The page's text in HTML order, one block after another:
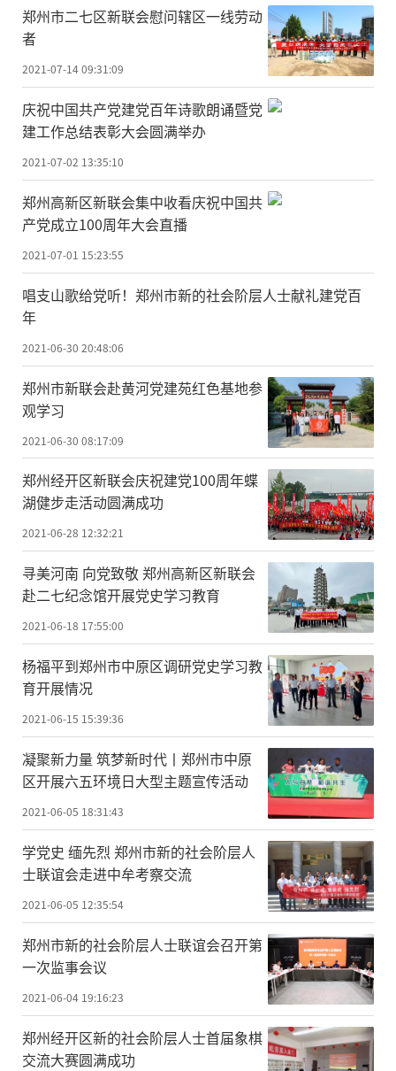
郑州市二七区新联会慰问辖区一线劳动
者
2021-07-14 09:31:09
庆祝中国共产党建党百年诗歌朗诵暨党
建工作总结表彰大会圆满举办
2021-07-02 13:35:10
郑州高新区新联会集中收看庆祝中国共
产党成立100周年大会直播
2021-07-01 15:23:55
唱支山歌给党听！郑州市新的社会阶层人士献礼建党百
年
2021-06-30 20:48:06
郑州市新联会赴黄河党建苑红色基地参
观学习
2021-06-30 08:17:09
郑州经开区新联会庆祝建党100周年蝶
湖健步走活动圆满成功
2021-06-28 12:32:21
寻美河南 向党致敬 郑州高新区新联会
赴二七纪念馆开展党史学习教育
2021-06-18 17:55:00
杨福平到郑州市中原区调研党史学习教
育开展情况
2021-06-15 15:39:36
凝聚新力量 筑梦新时代丨郑州市中原
区开展六五环境日大型主题宣传活动
2021-06-05 18:31:43
学党史 缅先烈 郑州市新的社会阶层人
士联谊会走进中牟考察交流
2021-06-05 12:35:54
郑州市新的社会阶层人士联谊会召开第
一次监事会议
2021-06-04 19:16:23
郑州经开区新的社会阶层人士首届象棋
交流大赛圆满成功